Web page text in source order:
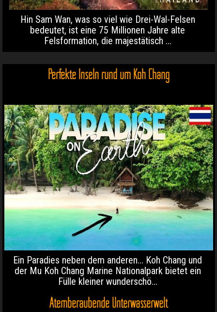
Hin Sam Wan, was so viel wie Drei-Wal-Felsen
bedeutet, ist eine 75 Millionen Jahre alte
Felsformation, die majestätisch ...
Perfekte Inseln rund um Koh Chang
Ein Paradies neben dem anderen... Koh Chang und
der Mu Koh Chang Marine Nationalpark bietet ein
Fülle kleiner wunderschö...
Atemberaubende Unterwasserwelt